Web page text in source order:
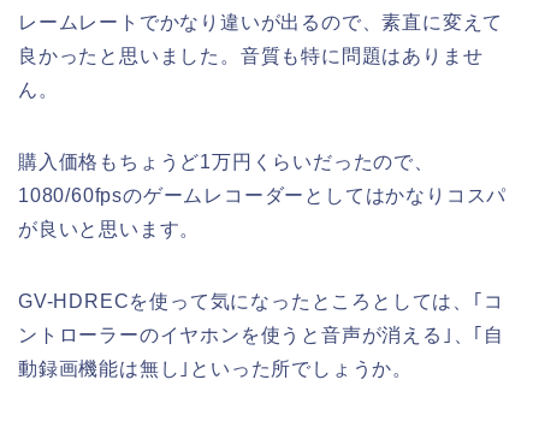
レームレートでかなり違いが出るので、素直に変えて
良かったと思いました。音質も特に問題はありませ
ん。
購入価格もちょうど1万円くらいだったので、
1080/60fpsのゲームレコーダーとしてはかなりコスパ
が良いと思います。
GV-HDRECを使って気になったところとしては、｢コ
ントローラーのイヤホンを使うと音声が消える｣、｢自
動録画機能は無し｣といった所でしょうか。